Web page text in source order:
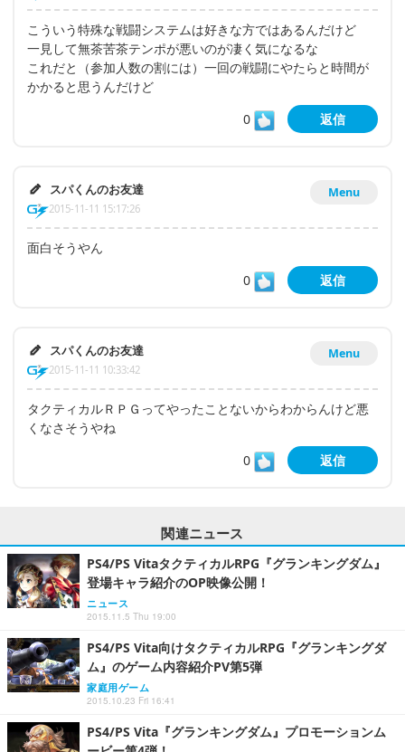
こういう特殊な戦闘システムは好きな方ではあるんだけど
一見して無茶苦茶テンポが悪いのが凄く気になるな
これだと（参加人数の割には）一回の戦闘にやたらと時間が
かかると思うんだけど
0
返信
Menu
スパくんのお友達
2015-11-11 15:17:26
面白そうやん
0
返信
Menu
スパくんのお友達
2015-11-11 10:33:42
タクティカルＲＰＧってやったことないからわからんけど悪
くなさそうやね
0
返信
関連ニュース
PS4/PS VitaタクティカルRPG『グランキングダム』
登場キャラ紹介のOP映像公開！
ニュース
2015.11.5 Thu 19:00
PS4/PS Vita向けタクティカルRPG『グランキングダ
ム』のゲーム内容紹介PV第5弾
家庭用ゲーム
2015.10.23 Fri 16:41
PS4/PS Vita『グランキングダム』プロモーションム